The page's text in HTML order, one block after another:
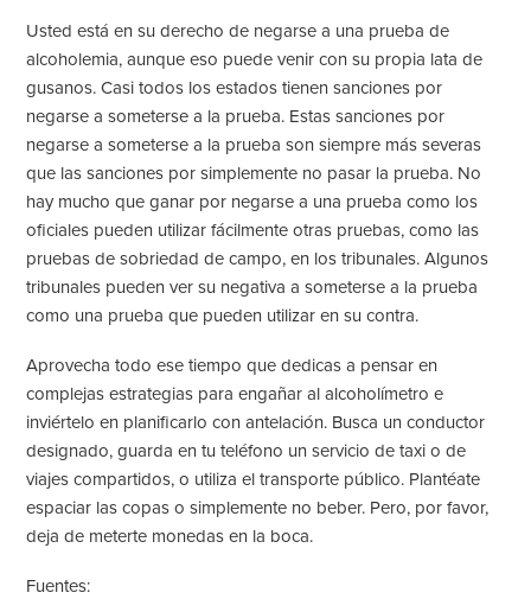
Usted está en su derecho de negarse a una prueba de
alcoholemia, aunque eso puede venir con su propia lata de
gusanos. Casi todos los estados tienen sanciones por
negarse a someterse a la prueba. Estas sanciones por
negarse a someterse a la prueba son siempre más severas
que las sanciones por simplemente no pasar la prueba. No
hay mucho que ganar por negarse a una prueba como los
oficiales pueden utilizar fácilmente otras pruebas, como las
pruebas de sobriedad de campo, en los tribunales. Algunos
tribunales pueden ver su negativa a someterse a la prueba
como una prueba que pueden utilizar en su contra.
Aprovecha todo ese tiempo que dedicas a pensar en
complejas estrategias para engañar al alcoholímetro e
inviértelo en planificarlo con antelación. Busca un conductor
designado, guarda en tu teléfono un servicio de taxi o de
viajes compartidos, o utiliza el transporte público. Plantéate
espaciar las copas o simplemente no beber. Pero, por favor,
deja de meterte monedas en la boca.
Fuentes: